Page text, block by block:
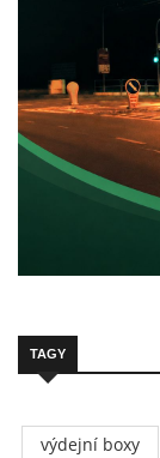
TAGY
výdejní boxy